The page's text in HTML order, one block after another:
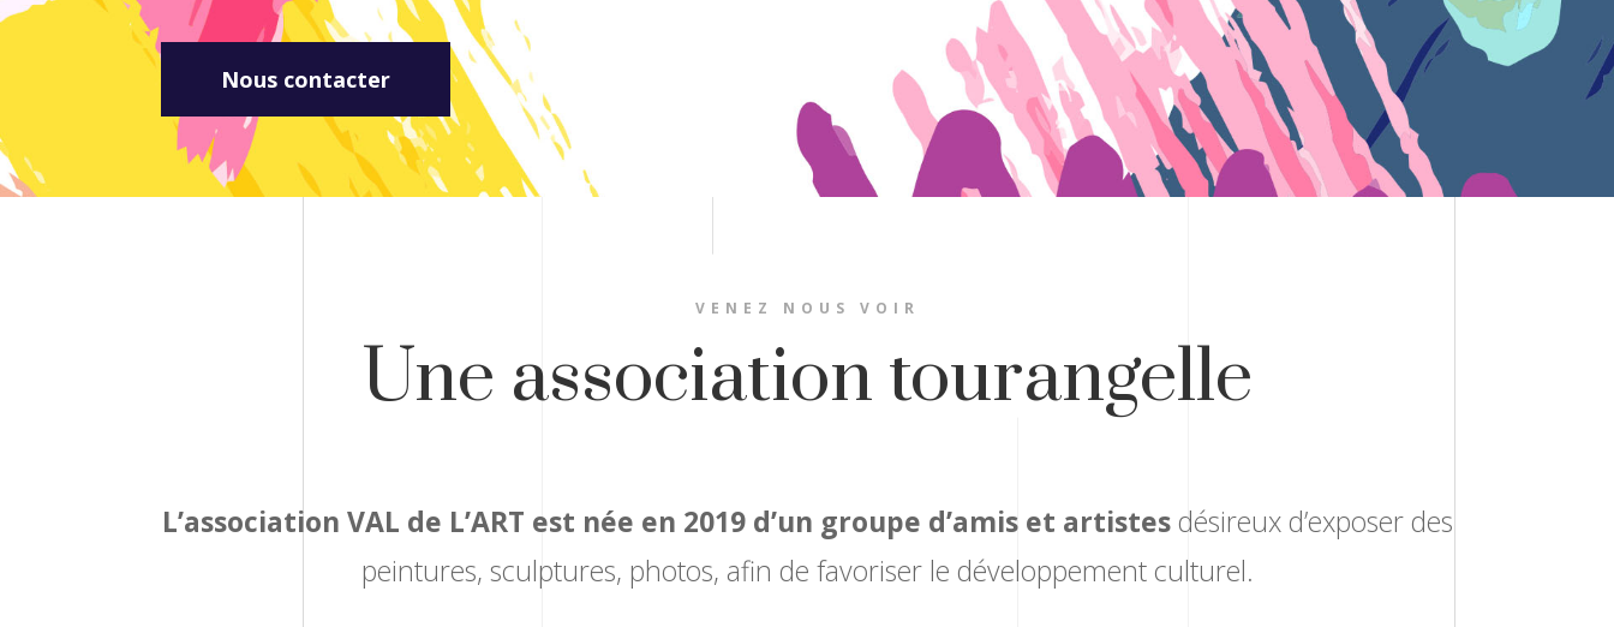
Nous contacter
VENEZ NOUS VOIR
Une association tourangelle
L’association VAL de L’ART est née en 2019 d’un groupe d’amis et artistesdésireux d’exposer des
peintures, sculptures, photos, afin de favoriser le développement culturel.